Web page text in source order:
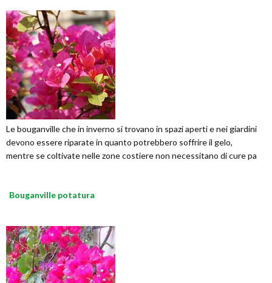
Le bouganville che in inverno si trovano in spazi aperti e nei giardini
devono essere riparate in quanto potrebbero soffrire il gelo,
mentre se coltivate nelle zone costiere non necessitano di cure pa
Bouganville potatura